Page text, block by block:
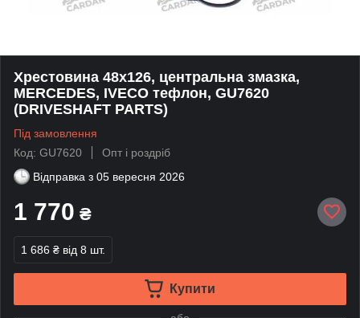
Хрестовина 48x126, центральна змазка,
MERCEDES, IVECO тефлон, GU7620
(DRIVESHAFT PARTS)
Під замовлення
Код: GU7620
Опт і роздріб
Відправка з 05 вересня 2026
1 770 ₴
1 686 ₴ від 8 шт.
Купити